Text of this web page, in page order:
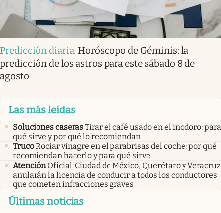
Predicción diaria. Horóscopo de Géminis: la
predicción de los astros para este sábado 8 de
agosto
Las más leídas
Soluciones caserasTirar el café usado en el inodoro: para
qué sirve y por qué lo recomiendan
TrucoRociar vinagre en el parabrisas del coche: por qué
recomiendan hacerlo y para qué sirve
Atención Oficial: Ciudad de México, Querétaro y Veracruz
anularán la licencia de conducir a todos los conductores
que cometen infracciones graves
Últimas noticias